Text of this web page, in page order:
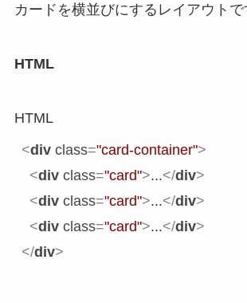
カードを横並びにするレイアウトで
HTML
HTML
<div class="card-container">
<div class="card">...</div>
<div class="card">...</div>
<div class="card">...</div>
</div>